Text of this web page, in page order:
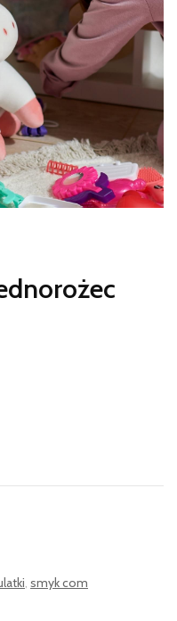
, smyk com